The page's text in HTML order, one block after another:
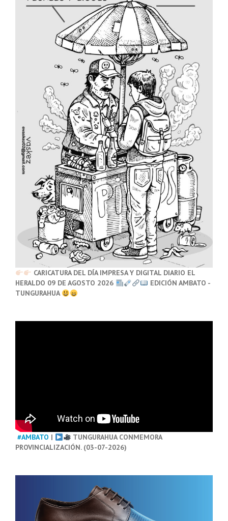
CARICATURA DEL DÍA IMPRESA Y DIGITAL DIARIO EL
HERALDO 09 DE AGOSTO 2026
EDICIÓN AMBATO -
TUNGURAHUA
#AMBATO |
TUNGURAHUA CONMEMORA
PROVINCIALIZACIÓN. (03-07-2026)